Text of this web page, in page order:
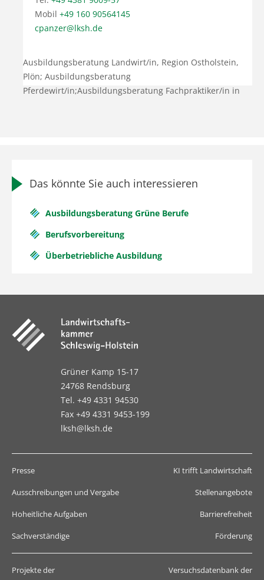
Mobil +49 160 90564145
cpanzer@lksh.de
Ausbildungsberatung Landwirt/in, Region Ostholstein,
Plön; Ausbildungsberatung
Pferdewirt/in;Ausbildungsberatung Fachpraktiker/in in
Das könnte Sie auch interessieren
Ausbildungsberatung Grüne Berufe
Berufsvorbereitung
Überbetriebliche Ausbildung
Grüner Kamp 15-17
24768 Rendsburg
Tel. +49 4331 94530
Fax +49 4331 9453-199
lksh@lksh.de
Presse KI trifft Landwirtschaft
Ausschreibungen und Vergabe Stellenangebote
Hoheitliche Aufgaben Barrierefreiheit
Sachverständige Förderung
Projekte der
Versuchsdatenbank der